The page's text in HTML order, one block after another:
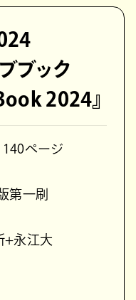
ブック
2024』
140ページ
第一刷
+永江大